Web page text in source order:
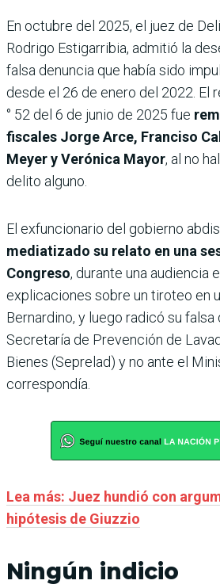
En octubre del 2025, el juez de
Rodrigo Estigarribia, admitió la
falsa denuncia que había sido
desde el 26 de enero del 2022. El
° 52 del 6 de junio de 2025 fue
fiscales Jorge Arce, Franciso
Meyer y Verónica Mayor, al no
delito alguno.
El exfuncionario del gobierno
mediatizado su relato en una
Congreso, durante una audiencia
explicaciones sobre un tiroteo en
Bernardino, y luego radicó su falsa
Secretaría de Prevención de
Bienes (Seprelad) y no ante el
correspondía.
Lea más: Juez hundió con
hipótesis de Giuzzio
Ningún indicio